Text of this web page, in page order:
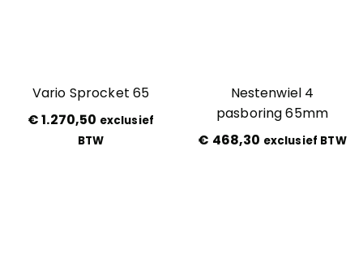
Vario Sprocket 65
€1.270,50 exclusief
BTW
Nestenwiel 4
pasboring 65mm
€ 468,30 exclusief BTW